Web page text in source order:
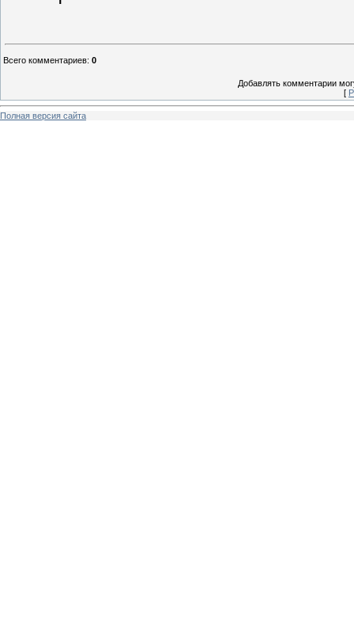
Всего комментариев: 0
Добавлять комментарии
[
Полная версия сайта